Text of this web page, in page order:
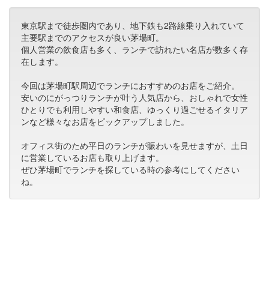
東京駅まで徒歩圏内であり、地下鉄も2路線乗り入れていて
主要駅までのアクセスが良い茅場町。
個人営業の飲食店も多く、ランチで訪れたい名店が数多く存
在します。
今回は茅場町駅周辺でランチにおすすめのお店をご紹介。
安いのにがっつりランチが叶う人気店から、おしゃれで女性
ひとりでも利用しやすい和食店、ゆっくり過ごせるイタリア
ンなど様々なお店をピックアップしました。
オフィス街のため平日のランチが賑わいを見せますが、土日
に営業しているお店も取り上げます。
ぜひ茅場町でランチを探している時の参考にしてください
ね。